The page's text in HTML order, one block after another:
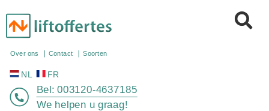
Over ons
NL FR
Bel: 003120-4637185
We helpen u graag!